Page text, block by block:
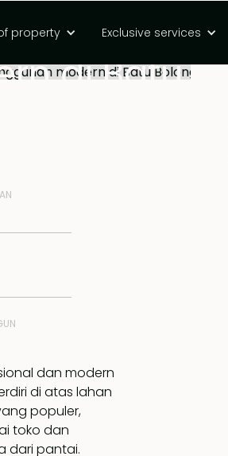
property Exclusive services
dan
di Batu
dan modern
di atas lahan
populer,
toko dan
dari pantai.